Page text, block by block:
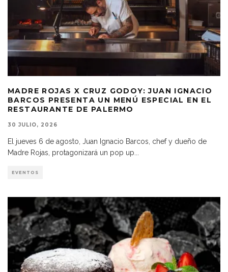
MADRE ROJAS X CRUZ GODOY: JUAN IGNACIO
BARCOS PRESENTA UN MENÚ ESPECIAL EN EL
RESTAURANTE DE PALERMO
30 JULIO, 2026
El jueves 6 de agosto, Juan Ignacio Barcos, chef y dueño de
Madre Rojas, protagonizará un pop up
EVENTOS